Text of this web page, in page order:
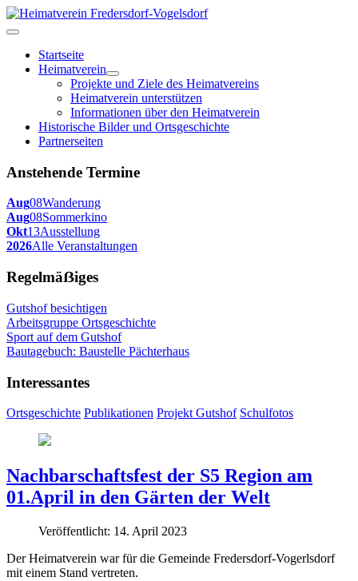
Startseite
Heimatverein
Projekte und Ziele des Heimatvereins
Heimatverein unterstützen
Informationen über den Heimatverein
Historische Bilder und Ortsgeschichte
Partnerseiten
Anstehende Termine
Aug08Wanderung
Aug08Sommerkino
Okt13Ausstellung
2026Alle Veranstaltungen
Regelmäẞiges
Gutshof besichtigen
Arbeitsgruppe Ortsgeschichte
Sport auf dem Gutshof
Bautagebuch: Baustelle Pächterhaus
Interessantes
Ortsgeschichte Publikationen Projekt Gutshof Schulfotos
Nachbarschaftsfest der S5 Region am
01.April in den Gärten der Welt
Veröffentlicht: 14. April 2023
Der Heimatverein war für die Gemeinde Fredersdorf-Vogerlsdorf
mit einem Stand vertreten.